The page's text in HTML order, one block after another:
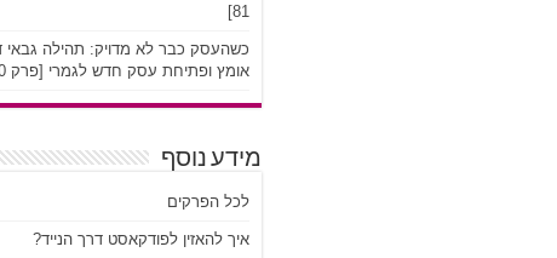
81]
כשהעסק כבר לא מדויק: תהילה גבאי
אומץ ופתיחת עסק חדש לגמרי [פרק 80]
מידע נוסף
לכל הפרקים
איך להאזין לפודקאסט דרך הנייד?